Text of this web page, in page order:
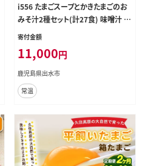
i556 たまごスープとかきたまごのお
みそ汁2種セット(計27食) 味噌汁 お
味噌汁 スープ 卵 たまご フリーズド
ャンプ お手軽 数量限定【マルイ食
品】
寄付金額
11,000円
鹿児島県出水市
常温